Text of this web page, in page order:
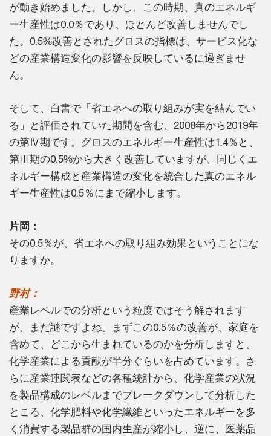
が動き始めました。しかし、この時期、真のエネルギ
ー生産性は0.0％であり、ほとんど改善しませんでし
た。0.5%改善とされたグロスの指標は、サービス化な
どの産業構造変化の影響を反映しているに過ぎませ
ん。
そして、白書で「省エネへの取り組みが実を結んでい
る」と評価されていた期間を含む、2008年から2019年
の第Ⅳ期です。グロスのエネルギー生産性は1.4％と、
第Ⅲ期の0.5%から大きく改善していますが、同じくエ
ネルギー構成と産業構造の変化を統合した真のエネル
ギー生産性は0.5％にまで縮小します。
片岡：
その0.5％が、省エネへの取り組み効果ということにな
りますか。
野村：
産業レベルでの分析という粒度ではそう解されます
が、まだ謎ですよね。まずこの0.5％の改善が、家庭を
含めて、どこから生まれているのかを分析しますと、
化学産業による貢献が半分ぐらいを占めています。さ
らに産業連関表などの各種統計から、化学産業の状況
を製品構成のレベルまでブレークダウンして分析した
ところ、化学肥料や化学繊維といったエネルギーを多
く消費する製品群の国内生産が縮小し、逆に、医薬品